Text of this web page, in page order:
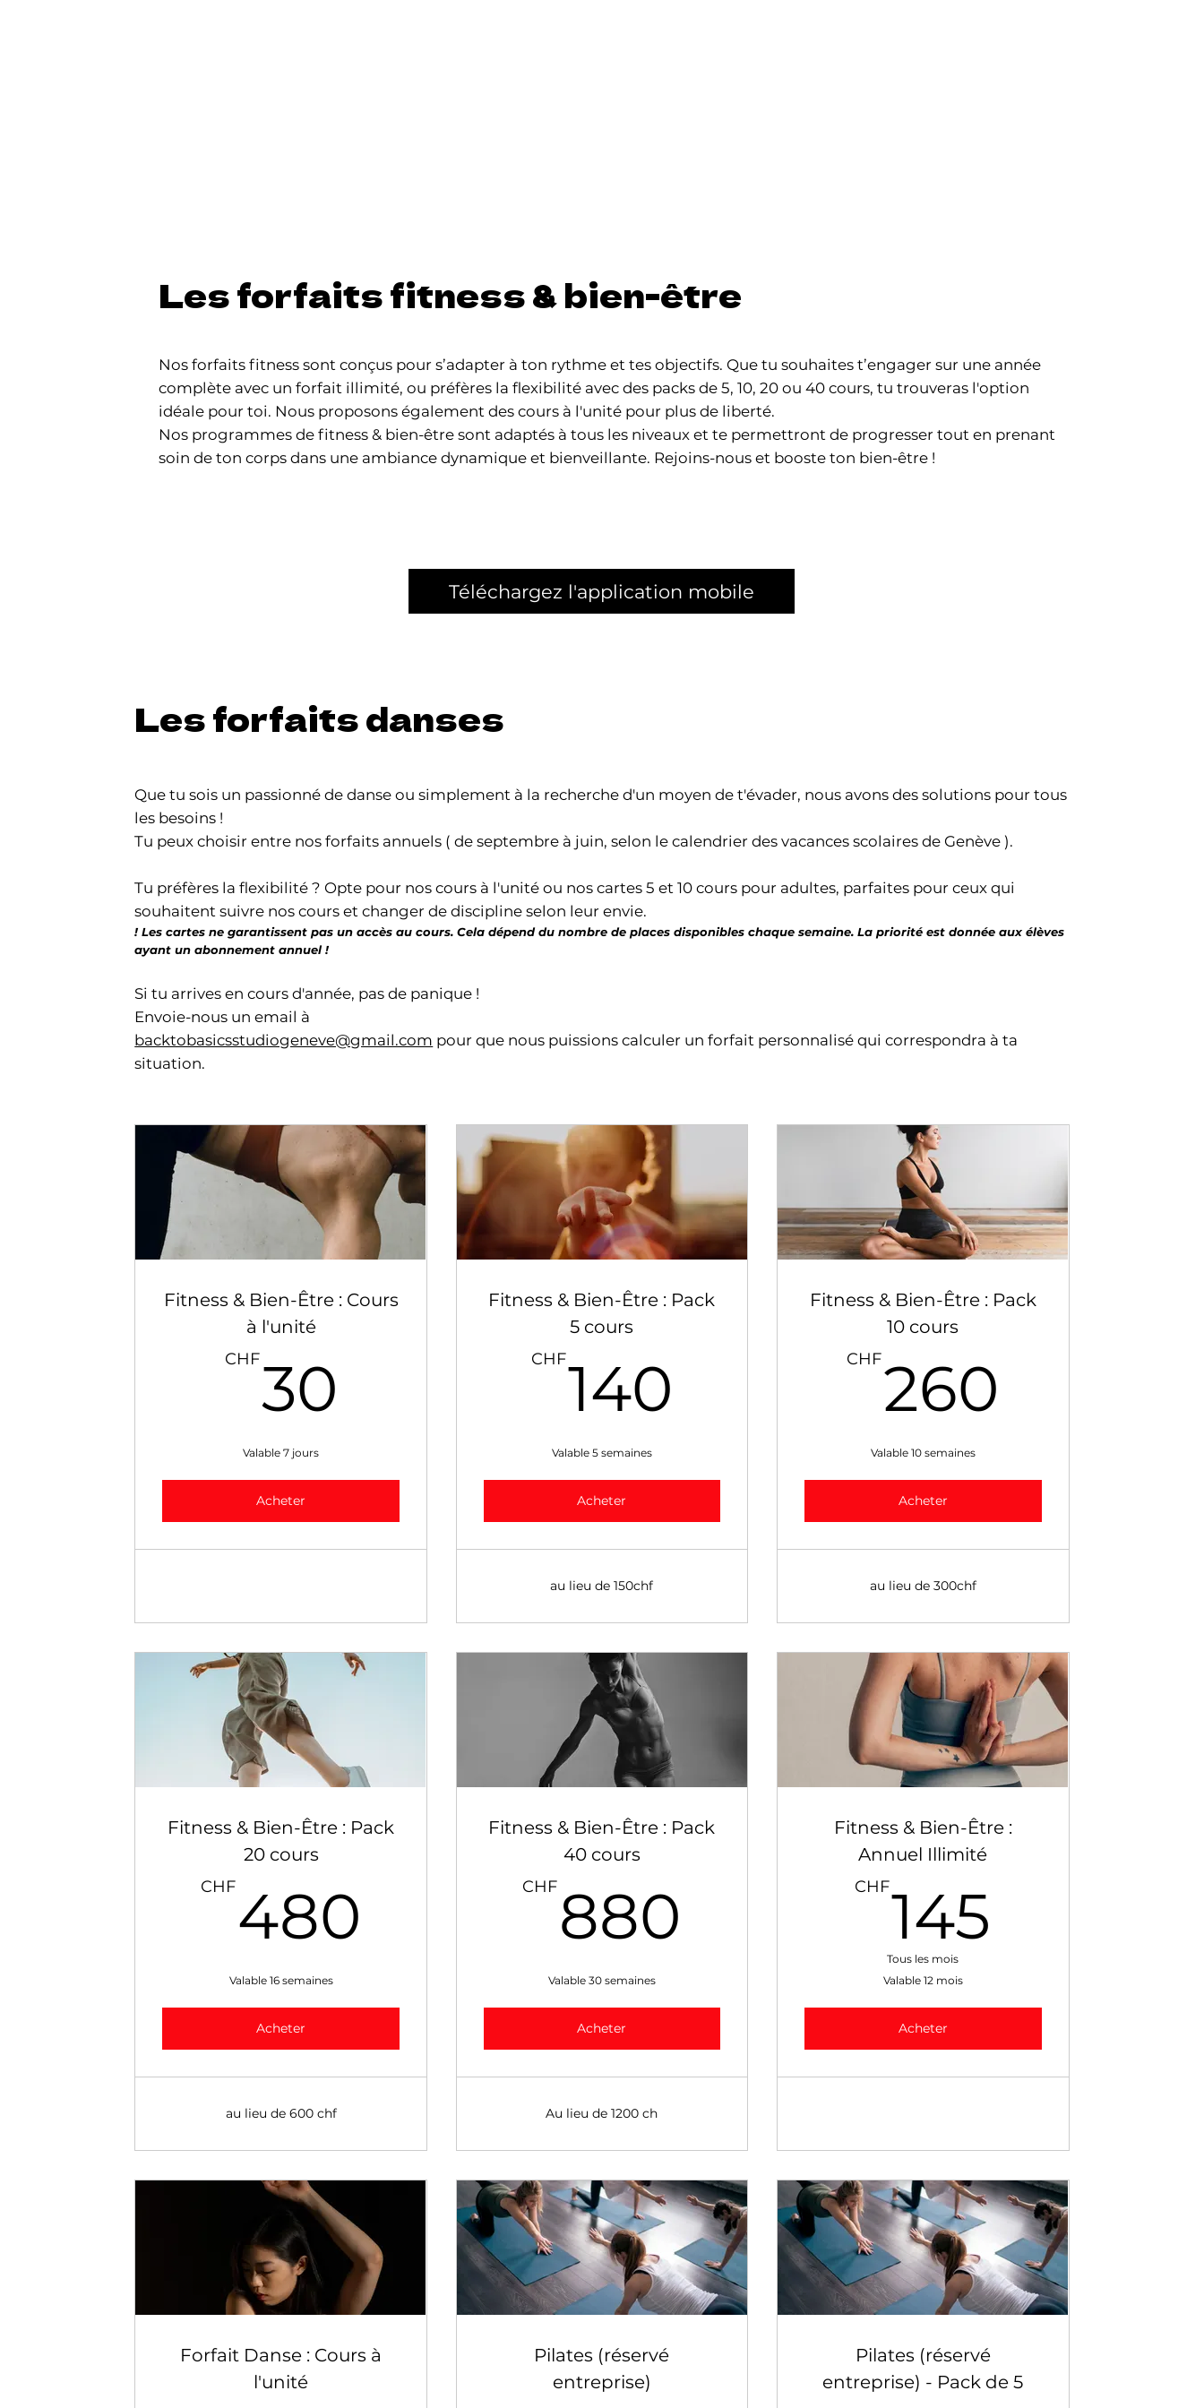
Les forfaits fitness & bien-être
Nos forfaits fitness sont conçus pour s’adapter à ton rythme et tes objectifs. Que tu souhaites t’engager sur une année
complète avec un forfait illimité, ou préfères la flexibilité avec des packs de 5, 10, 20 ou 40 cours, tu trouveras l'option
idéale pour toi. Nous proposons également des cours à l'unité pour plus de liberté.
Nos programmes de fitness & bien-être sont adaptés à tous les niveaux et te permettront de progresser tout en prenant
soin de ton corps dans une ambiance dynamique et bienveillante. Rejoins-nous et booste ton bien-être !
Téléchargez l'application mobile
Les forfaits danses
Que tu sois un passionné de danse ou simplement à la recherche d'un moyen de t'évader, nous avons des solutions pour tous
les besoins !
Tu peux choisir entre nos forfaits annuels ( de septembre à juin, selon le calendrier des vacances scolaires de Genève ).
Tu préfères la flexibilité ? Opte pour nos cours à l'unité ou nos cartes 5 et 10 cours pour adultes, parfaites pour ceux qui
souhaitent suivre nos cours et changer de discipline selon leur envie.
! Les cartes ne garantissent pas un accès au cours. Cela dépend du nombre de places disponibles chaque semaine. La priorité est donnée aux élèves
ayant un abonnement annuel !
Si tu arrives en cours d'année, pas de panique !
Envoie-nous un email à
backtobasicsstudiogeneve@gmail.com pour que nous puissions calculer un forfait personnalisé qui correspondra à ta
situation.
Fitness & Bien-Être : Cours
à l'unité
CHF30 30CHF
Valable 7 jours
Acheter
Fitness & Bien-Être : Pack
5 cours
CHF140 140CHF
Valable 5 semaines
Acheter
au lieu de 150chf
Fitness & Bien-Être : Pack
10 cours
CHF260
Valable 10 semaines
Acheter
au lieu de 300chf
Fitness & Bien-Être : Pack
20 cours
CHF480 480CHF
Valable 16 semaines
Acheter
au lieu de 600 chf
Fitness & Bien-Être : Pack
40 cours
CHF 880 880CHF
Valable 30 semaines
Acheter
Au lieu de 1200 ch
Fitness & Bien-Être :
Annuel Illimité
CHF145
Tous les mois
Valable 12 mois
Acheter
Forfait Danse : Cours à
l'unité
Pilates (réservé
entreprise)
Pilates (réservé
entreprise) - Pack de 5